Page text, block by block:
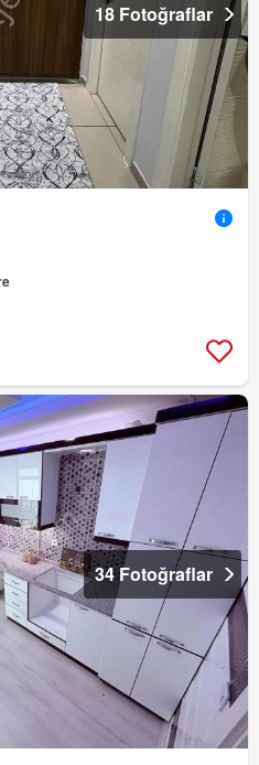
18 Fotoğraflar
34 Fotoğraflar